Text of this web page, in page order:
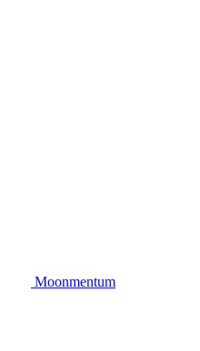
Moonmentum